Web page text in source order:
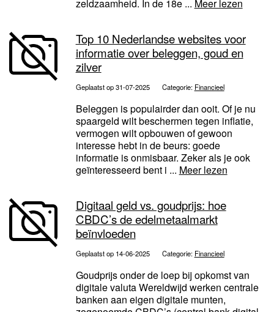
zeldzaamheid. In de 18e ... Meer lezen
Top 10 Nederlandse websites voor
informatie over beleggen, goud en
zilver
Geplaatst op 31-07-2025 Categorie: Financieel
Beleggen is populairder dan ooit. Of je nu
spaargeld wilt beschermen tegen inflatie,
vermogen wilt opbouwen of gewoon
interesse hebt in de beurs: goede
informatie is onmisbaar. Zeker als je ook
geïnteresseerd bent i ... Meer lezen
Digitaal geld vs. goudprijs: hoe
CBDC’s de edelmetaalmarkt
beïnvloeden
Geplaatst op 14-06-2025 Categorie: Financieel
Goudprijs onder de loep bij opkomst van
digitale valuta Wereldwijd werken centrale
banken aan eigen digitale munten,